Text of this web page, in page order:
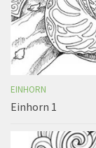
EINHORN
Einhorn 1